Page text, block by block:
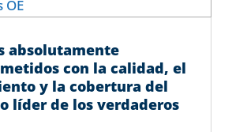
absolutamente
con la calidad, el
y la cobertura del
líder de los verdaderos